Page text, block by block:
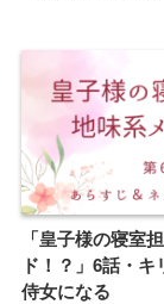
「皇子様の寝室
ド！？」6話・
侍女になる